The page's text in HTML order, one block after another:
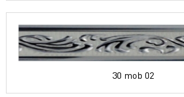
30 mob 02